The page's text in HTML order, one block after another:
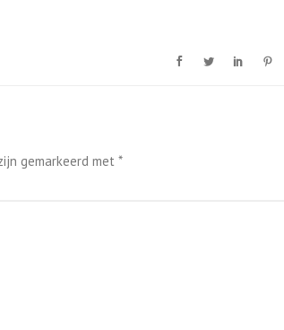
gemarkeerd met *